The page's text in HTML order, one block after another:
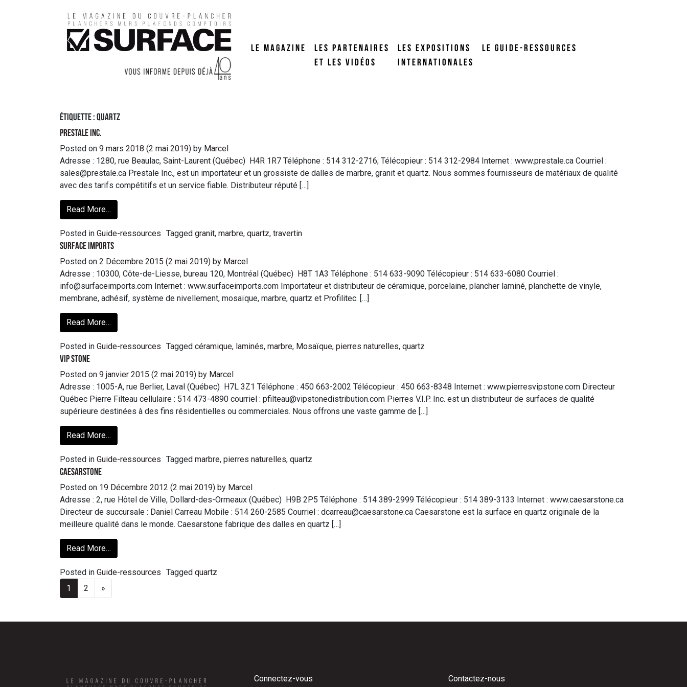
LE MAGAZINE
LES PARTENAIRES
ET LES VIDÉOS
LES EXPOSITIONS
INTERNATIONALES
LE GUIDE-RESSOURCES
Étiquette : quartz
Prestale Inc.
Posted on 9 mars 2018 (2 mai 2019) by Marcel
Adresse : 1280, rue Beaulac, Saint-Laurent (Québec) H4R 1R7 Téléphone : 514 312-2716; Télécopieur : 514 312-2984 Internet : www.prestale.ca Courriel :
sales@prestale.ca Prestale Inc., est un importateur et un grossiste de dalles de marbre, granit et quartz. Nous sommes fournisseurs de matériaux de qualité
avec des tarifs compétitifs et un service fiable. Distributeur réputé […]
Read More…
Posted in Guide-ressources Tagged granit, marbre, quartz, travertin
Surface Imports
Posted on 2 Décembre 2015 (2 mai 2019) by Marcel
Adresse : 10300, Côte-de-Liesse, bureau 120, Montréal (Québec) H8T 1A3 Téléphone : 514 633-9090 Télécopieur : 514 633-6080 Courriel :
info@surfaceimports.com Internet : www.surfaceimports.com Importateur et distributeur de céramique, porcelaine, plancher laminé, planchette de vinyle,
membrane, adhésif, système de nivellement, mosaïque, marbre, quartz et Profilitec. […]
Read More…
Posted in Guide-ressources Tagged céramique, laminés, marbre, Mosaïque, pierres naturelles, quartz
VIP Stone
Posted on 9 janvier 2015 (2 mai 2019) by Marcel
Adresse : 1005-A, rue Berlier, Laval (Québec) H7L 3Z1 Téléphone : 450 663-2002 Télécopieur : 450 663-8348 Internet : www.pierresvipstone.com Directeur
Québec Pierre Filteau cellulaire : 514 473-4890 courriel : pfilteau@vipstonedistribution.com Pierres V.I.P. Inc. est un distributeur de surfaces de qualité
supérieure destinées à des fins résidentielles ou commerciales. Nous offrons une vaste gamme de […]
Read More…
Posted in Guide-ressources Tagged marbre, pierres naturelles, quartz
Caesarstone
Posted on 19 Décembre 2012 (2 mai 2019) by Marcel
Adresse : 2, rue Hôtel de Ville, Dollard-des-Ormeaux (Québec) H9B 2P5 Téléphone : 514 389-2999 Télécopieur : 514 389-3133 Internet : www.caesarstone.ca
Directeur de succursale : Daniel Carreau Mobile : 514 260-2585 Courriel : dcarreau@caesarstone.ca Caesarstone est la surface en quartz originale de la
meilleure qualité dans le monde. Caesarstone fabrique des dalles en quartz […]
Read More…
Posted in Guide-ressources Tagged quartz
1
2 »
Connectez-vous Contactez-nous